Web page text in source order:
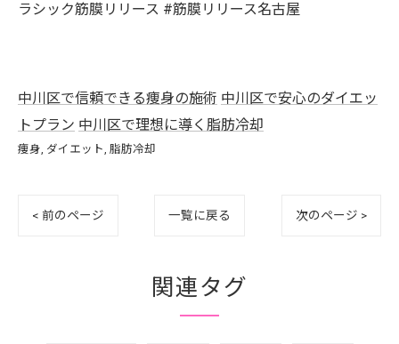
ラシック筋膜リリース #筋膜リリース名古屋
中川区で信頼できる痩身の施術 中川区で安心のダイエッ
トプラン 中川区で理想に導く脂肪冷却
痩身 ダイエット 脂肪冷却
< 前のページ 一覧に戻る 次のページ >
関連タグ